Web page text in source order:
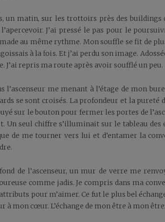
un matin, sur les trottoirs près des
J’ai pressé le pas pour le
au même rythme. Mon souffle se fit de
à la fois. Et j’ai perdu son image.
J’ai repris ma route après avoir soufflé un peu.
l’ascenseur me menant à l’étage de mon
se sont croisés. La profondeur et la pureté
sur le bouton pour fermer les portes de
Un seul chiffre s’illuminait sur le tableau des
de me tourner vers lui et d’entamer la
de l’ascenseur, un mur de verre me
comme jadis. Je compris dans ma
pour m’aimer. Ce fut le plus bel
à mon cœur. L’échange de mon être à mon être.